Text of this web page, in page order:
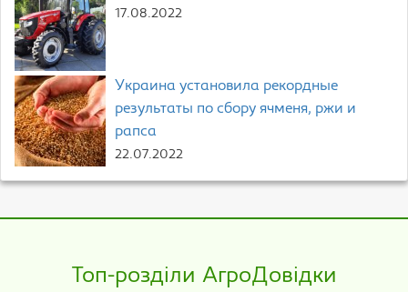
17.08.2022
Украина установила рекордные
результаты по сбору ячменя, ржи и
рапса
22.07.2022
Топ-розділи АгроДовідки